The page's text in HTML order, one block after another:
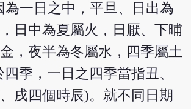
為一日之中，平旦、日出為
日中為夏屬火，日厭、下晡
，夜半為冬屬水，四季屬土
四季，一日之四季當指丑、
戌四個時辰)。就不同日期